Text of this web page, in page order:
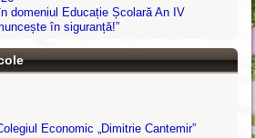
domeniul Educație Școlară An IV
în siguranță!”
Economic „Dimitrie Cantemir”